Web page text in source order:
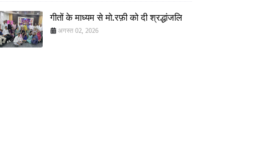
गीतों के माध्यम से मो.रफ़ी को दी श्रद्धांजलि
अगस्त 02, 2026